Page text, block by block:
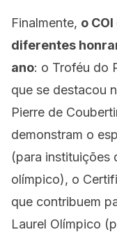
Finalmente, o
diferentes
ano: o Troféu do
que se destacou
Pierre de
demonstram o
(para instituições
olímpico), o
que contribuem
Laurel Olímpico